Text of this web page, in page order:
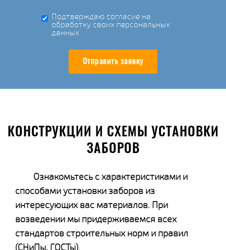
Подтверждаю согласие на
обработку своих персональных
данных
Отправить заявку
КОНСТРУКЦИИ И СХЕМЫ УСТАНОВКИ
ЗАБОРОВ
Ознакомьтесь с характеристиками и
способами установки заборов из
интересующих вас материалов. При
возведении мы придерживаемся всех
стандартов строительных норм и правил
(СНиПы, ГОСТы).